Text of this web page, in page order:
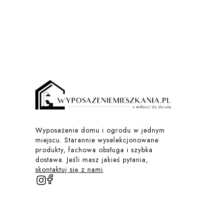
Wyposażenie domu i ogrodu w jednym
miejscu. Starannie wyselekcjonowane
produkty, fachowa obsługa i szybka
dostawa. Jeśli masz jakieś pytania,
skontaktuj się z nami.